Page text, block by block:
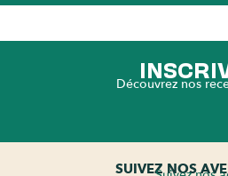
Découvrez nos
SUIVEZ NOS